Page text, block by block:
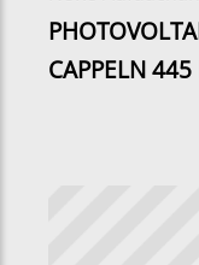
CAPPELN